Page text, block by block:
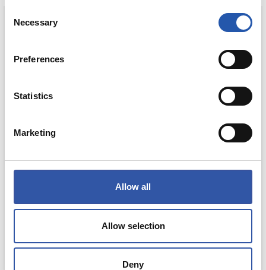
Selection
Necessary
Preferences
Statistics
Marketing
Allow all
Allow selection
Deny